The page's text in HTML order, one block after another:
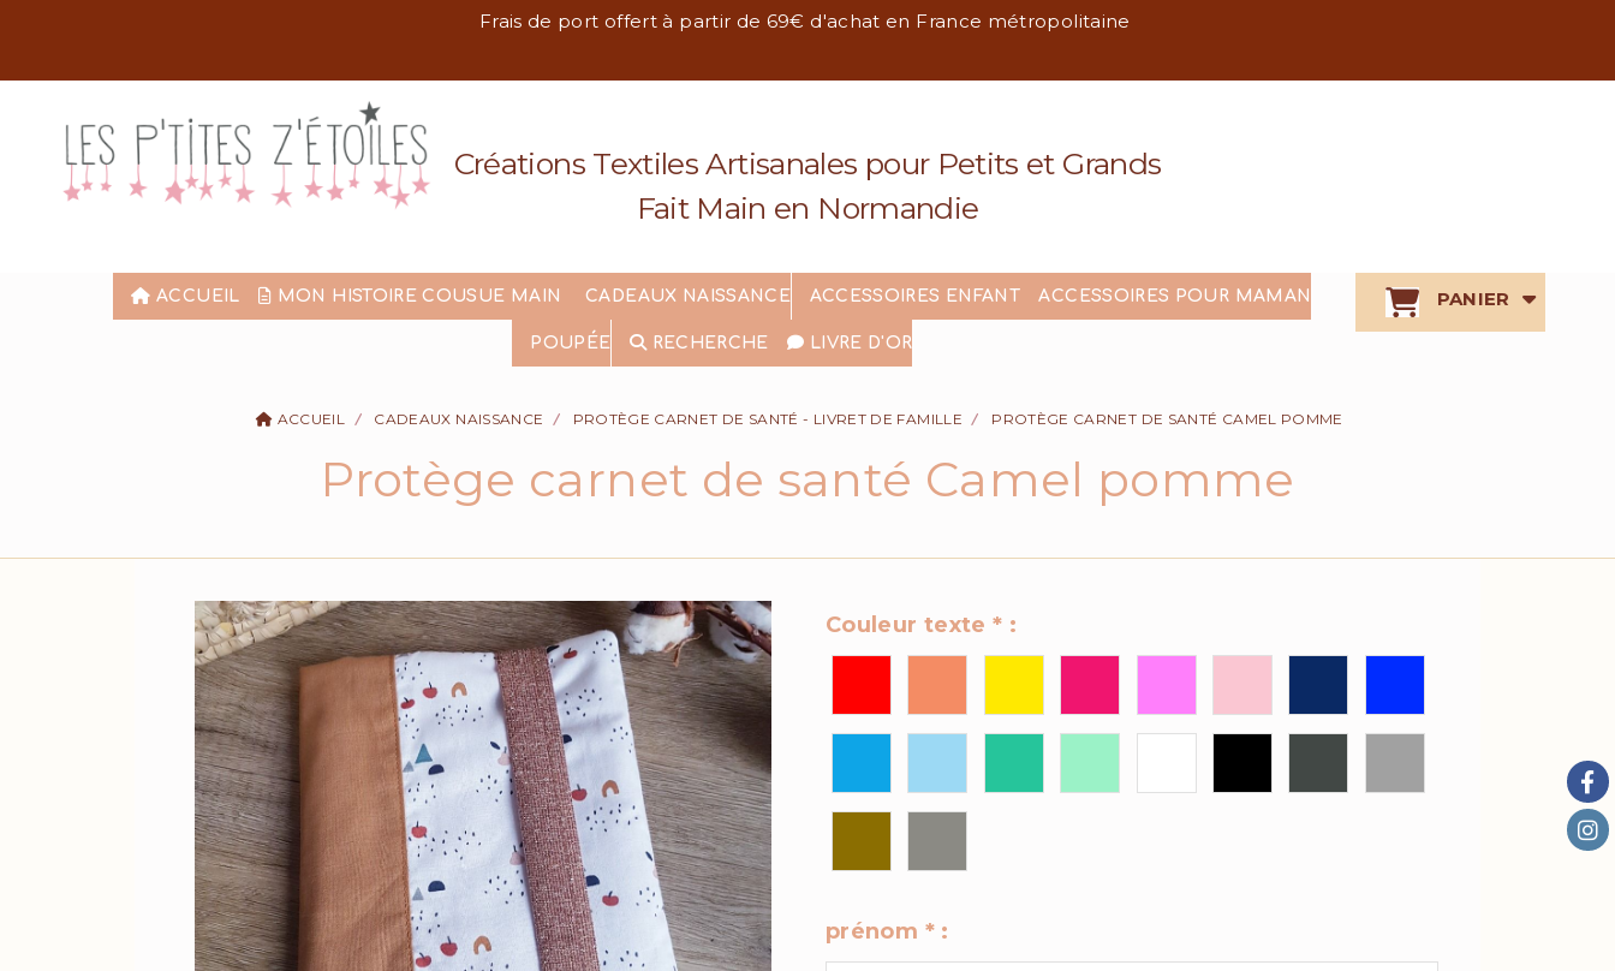
Frais de port offert à partir de 69€ d'achat en France métropolitaine
Créations Textiles Artisanales pour Petits et Grands
Fait Main en Normandie
ACCUEIL MON HISTOIRE COUSUE MAIN CADEAUX NAISSANCE ACCESSOIRES ENFANT ACCESSOIRES POUR MAMAN
POUPÉE RECHERCHE LIVRE D'OR
PANIER
ACCUEIL CADEAUX NAISSANCE PROTÈGE CARNET DE SANTÉ - LIVRET DE FAMILLE PROTÈGE CARNET DE SANTÉ CAMEL POMME
Protège carnet de santé Camel pomme
Couleur texte* :
prénom *: